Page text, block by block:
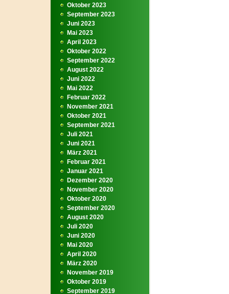
Oktober 2023
September 2023
Juni 2023
Mai 2023
April 2023
Oktober 2022
September 2022
August 2022
Juni 2022
Mai 2022
Februar 2022
November 2021
Oktober 2021
September 2021
Juli 2021
Juni 2021
März 2021
Februar 2021
Januar 2021
Dezember 2020
November 2020
Oktober 2020
September 2020
August 2020
Juli 2020
Juni 2020
Mai 2020
April 2020
März 2020
November 2019
Oktober 2019
September 2019